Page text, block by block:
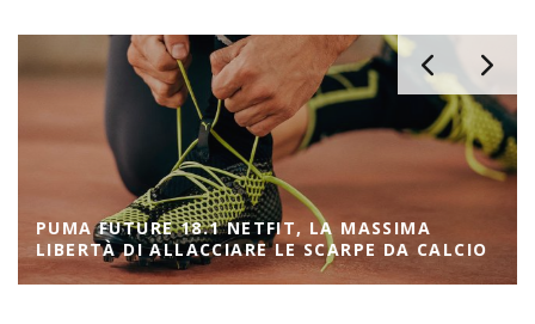
PUMA FUTURE 18.1 NETFIT, LA MASSIMA
LIBERTÀ DI ALLACCIARE LE SCARPE DA CALCIO